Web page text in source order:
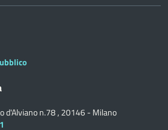
d'Alviano n.78 , 20146 - Milano